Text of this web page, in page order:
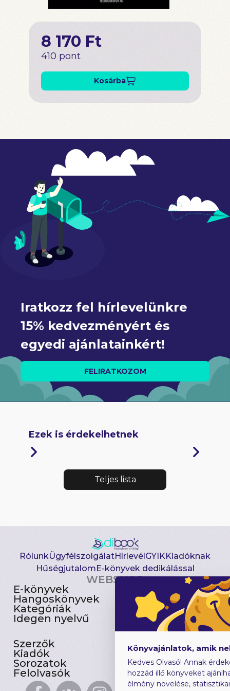
8 170 Ft
410 pont
Kosárba
Iratkozz fel hírlevelünkre
15% kedvezményért és
egyedi ajánlatainkért!
FELIRATKOZOM
Ezek is érdekelhetnek
Teljes lista
RólunkÜgyfélszolgálatHírlevélGYIKKiadóknak
HűségjutalomE-könyvek dedikálással
WEBSHOP
E-könyvek
Hangoskönyvek
Kategóriák
Idegen nyelvű
Csomagajánlatok
Akciósak
Előjegyezhetők
Újdonságok
Szerzők
Kiadók
Sorozatok
Felolvasók
Gyerekkönyvek
Heti toplista
Ajándékutalvány
Blog
Könyvajánlatok, amik
Kedves Olvasó! Annak
hozzád illő könyveket
élmény növelése,